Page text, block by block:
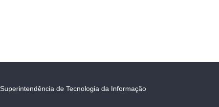
Superintendência de Tecnologia da Informação